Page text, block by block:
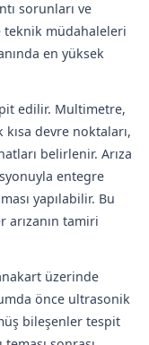
sorunları ve
teknik müdahaleleri
en yüksek
edilir. Multimetre,
devre noktaları,
belirlenir. Arıza
entegre
yapılabilir. Bu
arızanın tamiri
üzerinde
önce ultrasonik
bileşenler tespit